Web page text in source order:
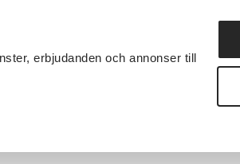
erbjudanden och annonser till